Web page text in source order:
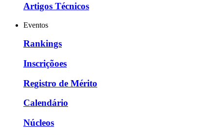
Artigos Técnicos
Eventos
Rankings
Inscriçõoes
Registro de Mérito
Calendário
Núcleos